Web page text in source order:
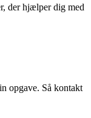
der hjælper dig med
opgave. Så kontakt